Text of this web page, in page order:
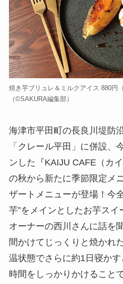
焼き芋ブリュレ＆ミルクアイス 880円
（©️SAKURA編集部）
海津市平田町の長良川堤防
「クレール平田」に併設、
ンした『KAIJU CAFE（カ
の秋から新たに季節限定メ
ザートメニューが登場！今
芋”をメインとしたお芋スイ
オーナーの西川さんに話を
間かけてじっくりと焼かれ
温状態でさらに約1日寝か
時間をしっかりかけること